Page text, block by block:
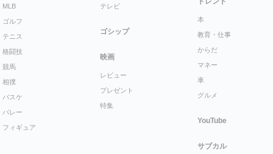
MLB
ゴルフ
テニス
格闘技
競馬
相撲
バスケ
バレー
フィギュア
テレビ
ゴシップ
映画
レビュー
プレゼント
特集
本
教育・仕事
からだ
マネー
車
グルメ
YouTube
サブカル